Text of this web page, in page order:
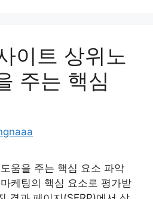
이트 상위노
주는 핵심
움을 주는 핵심 요소 파악
케팅의 핵심 요소로 평가받